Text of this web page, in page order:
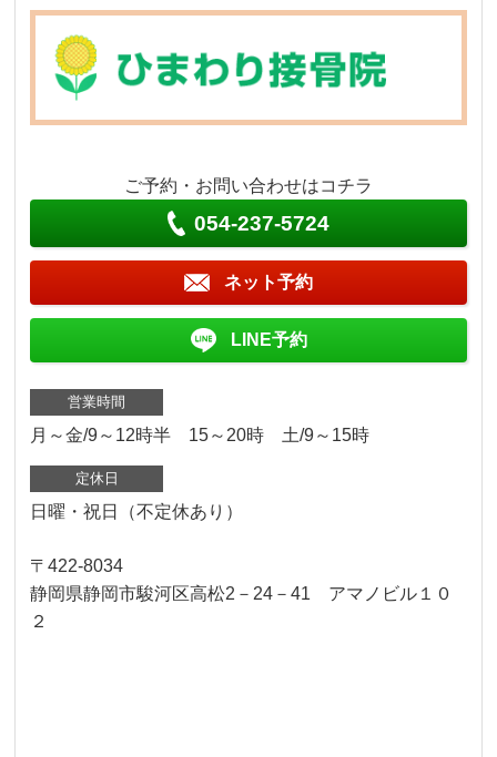
ご予約・お問い合わせはコチラ
054-237-5724
ネット予約
LINE予約
営業時間
月～金/9～12時半 15～20時 土/9～15時
定休日
日曜・祝日（不定休あり）
〒422-8034
静岡県静岡市駿河区高松2－24－41 アマノビル１０
２